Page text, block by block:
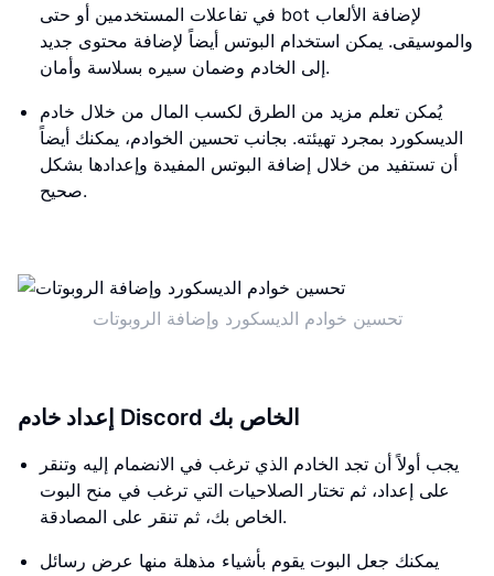
في تفاعلات المستخدمين أو حتى bot لإضافة الألعاب
والموسيقى. يمكن استخدام البوتس أيضاً لإضافة محتوى جديد
إلى الخادم وضمان سيره بسلاسة وأمان.
يُمكن تعلم مزيد من الطرق لكسب المال من خلال خادم
الديسكورد بمجرد تهيئته. بجانب تحسين الخوادم، يمكنك أيضاً
أن تستفيد من خلال إضافة البوتس المفيدة وإعدادها بشكل
صحيح.
تحسين خوادم الديسكورد وإضافة الروبوتات
إعداد خادم Discord الخاص بك
يجب أولاً أن تجد الخادم الذي ترغب في الانضمام إليه وتنقر
على إعداد، ثم تختار الصلاحيات التي ترغب في منح البوت
الخاص بك، ثم تنقر على المصادقة.
يمكنك جعل البوت يقوم بأشياء مذهلة منها عرض رسائل